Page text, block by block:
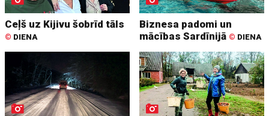
Ceļš uz Kijivu šobrīd tāls
© DIENA
Biznesa padomi un
mācības Sardīnijā © DIENA